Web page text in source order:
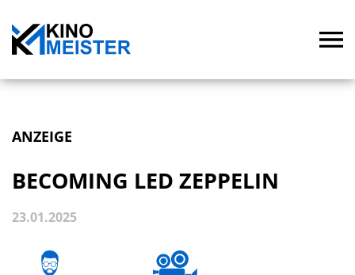
ANZEIGE
BECOMING LED ZEPPELIN
23.01.2025